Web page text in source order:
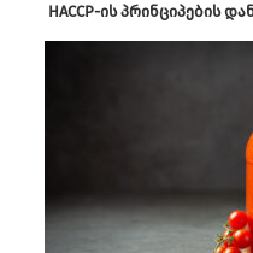
HACCP-ის პრინციპების